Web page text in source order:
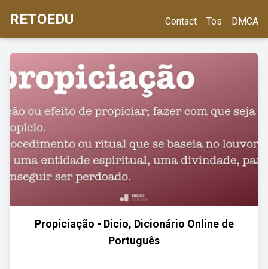
RETOEDU Contact Tos DMCA
Propiciação - Dicio, Dicionário Online de
Português